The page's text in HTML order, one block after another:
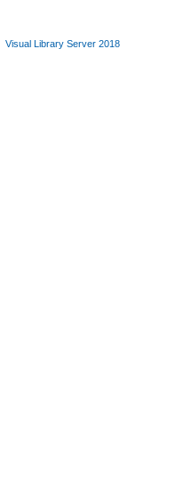
Visual Library Server 2018